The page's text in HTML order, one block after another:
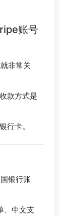
账号
非常关
款方式是
行卡。
银行账
、中文支